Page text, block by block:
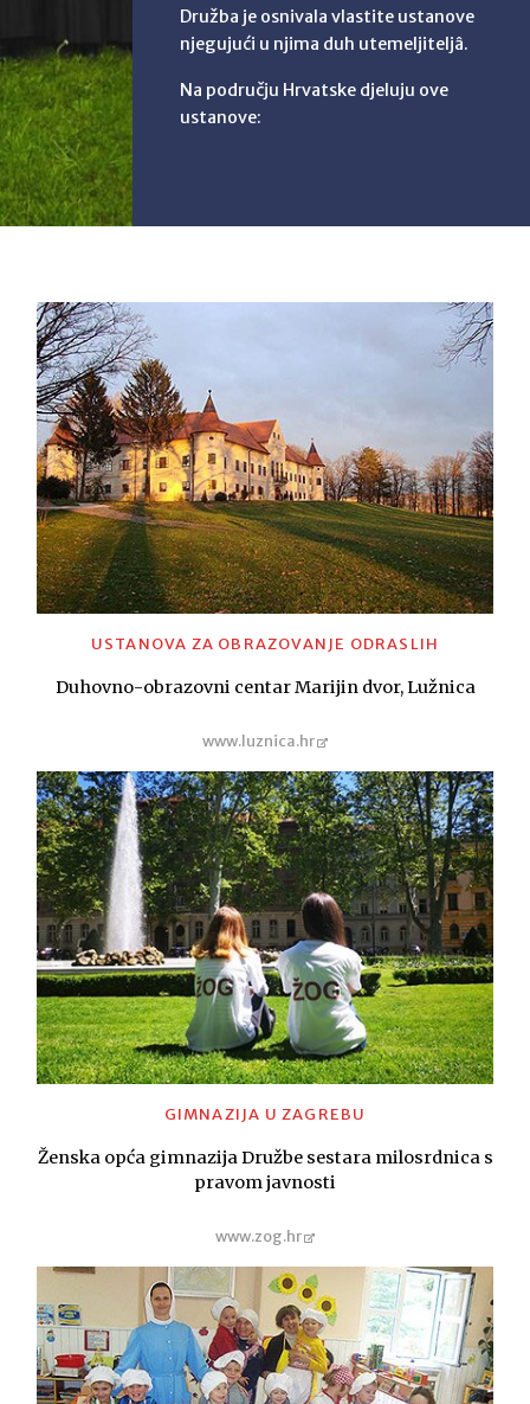
Družba je osnivala vlastite ustanove
njegujući u njima duh utemeljiteljâ.
Na području Hrvatske djeluju ove
ustanove:
USTANOVA ZA OBRAZOVANJE ODRASLIH
Duhovno-obrazovni centar Marijin dvor, Lužnica
www.luznica.hr
GIMNAZIJA U ZAGREBU
Ženska opća gimnazija Družbe sestara milosrdnica s
pravom javnosti
www.zog.hr